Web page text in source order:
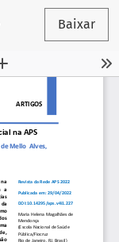
Baixar